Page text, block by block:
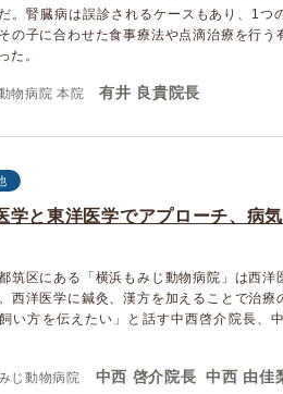
。腎臓病は誤診されるケースもあり、1つ
の子に合わせた食事療法や点滴治療を行う
た。
物病院 本院 有井 良貴院長
学と東洋医学でアプローチ、病
筑区にある「横浜もみじ動物病院」は西洋
西洋医学に鍼灸、漢方を加えることで治療
い方を伝えたい」と話す中西啓介院長、
じ動物病院 中西 啓介院長 中西 由佳